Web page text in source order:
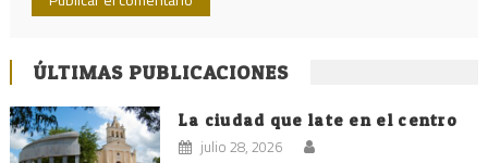
ÚLTIMAS PUBLICACIONES
La ciudad que late en el centro
julio 28, 2026